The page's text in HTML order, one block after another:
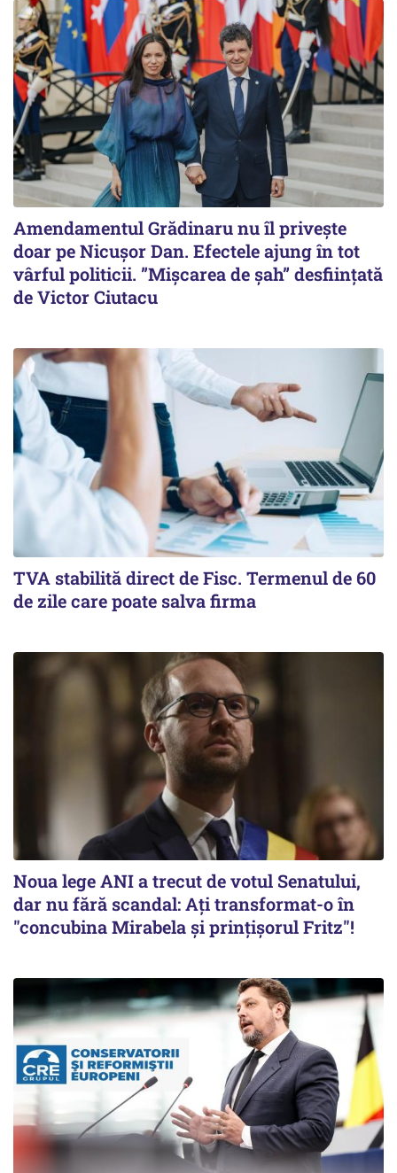
Amendamentul Grădinaru nu îl privește
doar pe Nicușor Dan. Efectele ajung în tot
vârful politicii. ”Mișcarea de șah” desființată
de Victor Ciutacu
TVA stabilită direct de Fisc. Termenul de 60
de zile care poate salva firma
Noua lege ANI a trecut de votul Senatului,
dar nu fără scandal: Ați transformat-o în
"concubina Mirabela şi prinţişorul Fritz"!